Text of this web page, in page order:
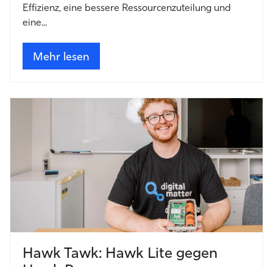
Effizienz, eine bessere Ressourcenzuteilung und
eine...
Mehr lesen
Hawk Tawk: Hawk Lite gegen